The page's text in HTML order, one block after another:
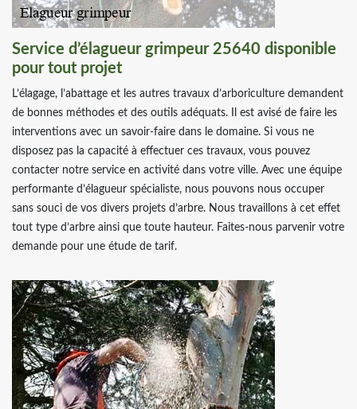
Service d’élagueur grimpeur 25640 disponible
pour tout projet
L’élagage, l’abattage et les autres travaux d’arboriculture demandent
de bonnes méthodes et des outils adéquats. Il est avisé de faire les
interventions avec un savoir-faire dans le domaine. Si vous ne
disposez pas la capacité à effectuer ces travaux, vous pouvez
contacter notre service en activité dans votre ville. Avec une équipe
performante d’élagueur spécialiste, nous pouvons nous occuper
sans souci de vos divers projets d’arbre. Nous travaillons à cet effet
tout type d’arbre ainsi que toute hauteur. Faites-nous parvenir votre
demande pour une étude de tarif.